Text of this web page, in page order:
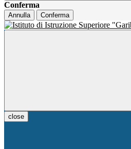
Conferma
Annulla Conferma
close